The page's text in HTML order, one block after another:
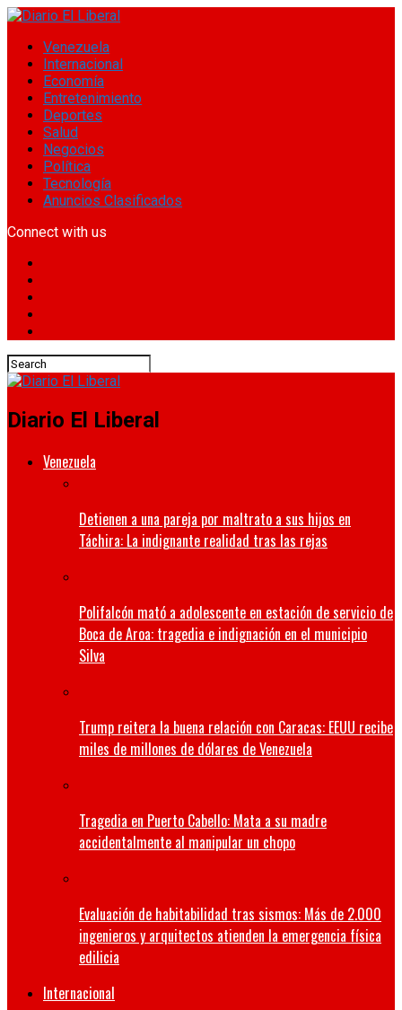
Venezuela
Internacional
Economía
Entretenimiento
Deportes
Salud
Negocios
Política
Tecnología
Anuncios Clasificados
Connect with us
Diario El Liberal
Venezuela
Detienen a una pareja por maltrato a sus hijos en
Táchira: La indignante realidad tras las rejas
Polifalcón mató a adolescente en estación de servicio de
Boca de Aroa: tragedia e indignación en el municipio
Silva
Trump reitera la buena relación con Caracas: EEUU recibe
miles de millones de dólares de Venezuela
Tragedia en Puerto Cabello: Mata a su madre
accidentalmente al manipular un chopo
Evaluación de habitabilidad tras sismos: Más de 2.000
ingenieros y arquitectos atienden la emergencia física
edilicia
Internacional